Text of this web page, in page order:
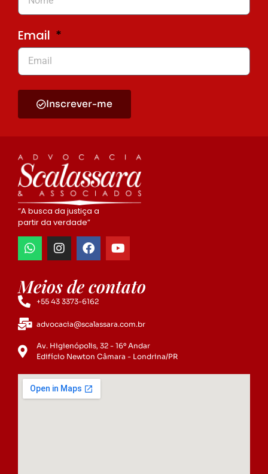
Email
Inscrever-me
“A busca da justiça a
partir da verdade”
Meios de contato
+55 43 3373-6162
advocacia@scalassara.com.br
Av. Higienópolis, 32 - 16º Andar
Edifício Newton Câmara - Londrina/PR